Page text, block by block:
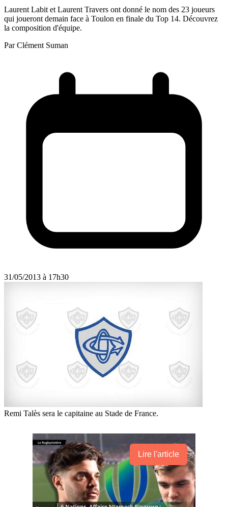
Laurent Labit et Laurent Travers ont donné le nom des 23 joueurs
qui joueront demain face à Toulon en finale du Top 14. Découvrez
la composition d'équipe.
Par Clément Suman
31/05/2013 à 17h30
Remi Talès sera le capitaine au Stade de France.
Lire l'article